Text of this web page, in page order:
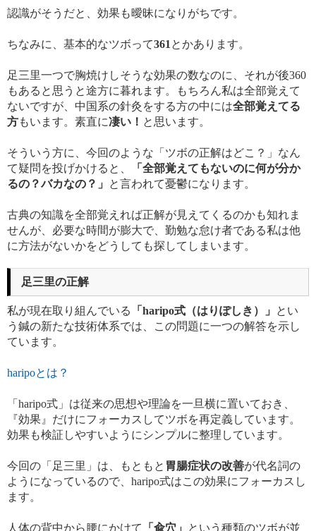
認識がそうだと、効果も曖昧になりがちです。
ちなみに、基本的なツボって361 とかあります。
足三里一つで胸焼けしそうな効果の数なのに、それが後360
もあると思うと途方に暮れます。もちろん私は全部覚えて
ないですが、中国系の針灸をする方の中には全部覚えてる
方もいます。素直に凄い！ と思います。
そういう方に、今回のような「ツボの正解はどこ？」なん
て疑問を投げかけると、
「全部覚えてもないのに何が分か
るの？バカなの？」
と言われて憂鬱になります。
古典の知識を全部覚えれば正解が見えてくるのかも知れま
せんが、必要な時間が膨大で、勤勉な怠け者である私は他
に方法がないかをどうしても探してしまいます。
足三里の正解
私が現在取り組んでいる 「haripo式（はりぽしき）」
とい
う鍼の新たな技術体系では、この問題に一つの解答を示し
ています。
haripoとは？
「haripo式」は従来の思想や理論を一旦横に置いておき、
『効果』だけにフォーカスしてツボを再定義しています。
効果も検証しやすいようにシンプルに整理しています。
今回の「足三里」は、もともと 胃腸症状の改善が代名詞の
ようになっているので、haripo式はこの効果にフォーカスし
ます。
人体の背中から腰にかけて 「兪穴」 という種類のツボが並